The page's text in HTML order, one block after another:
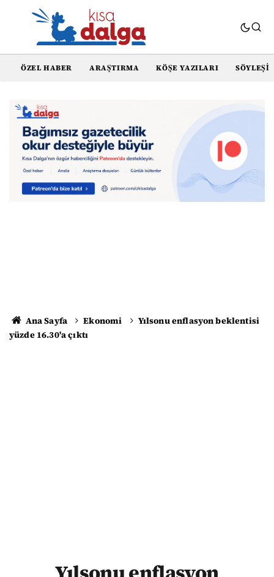
ÖZEL HABER ARAŞTIRMA KÖŞE YAZILARI SÖYLEŞI
Ana Sayfa Ekonomi
Yılsonu enflasyon beklentisi
yüzde 16.30'a çıktı